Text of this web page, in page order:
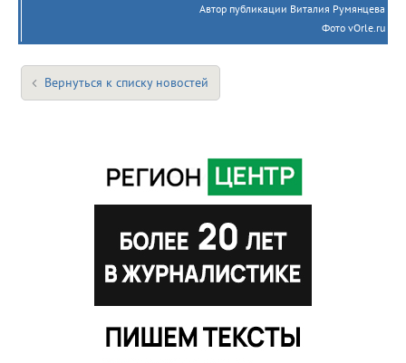
Автор публикации Виталия Румянцева
Фото vOrle.ru
Вернуться к списку новостей